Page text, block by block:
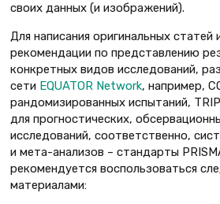
своих данных (и изображений).
Для написания оригинальных статей
рекомендации по представлению
конкретных видов исследований,
сети EQUATOR Network, например,
рандомизированных испытаний,
для прогностических,
исследований, соответственно,
и мета-анализов – стандарты
рекомендуется воспользоваться
материалами: